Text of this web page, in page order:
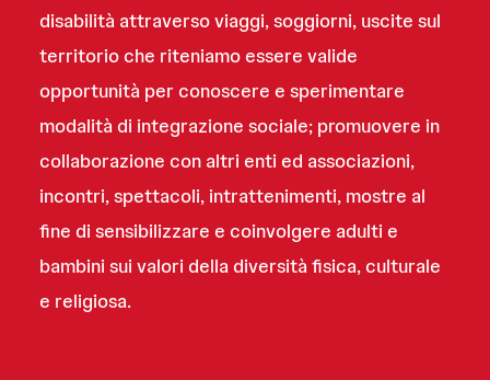
disabilità attraverso viaggi, soggiorni, uscite sul
territorio che riteniamo essere valide
opportunità per conoscere e sperimentare
modalità di integrazione sociale; promuovere in
collaborazione con altri enti ed associazioni,
incontri, spettacoli, intrattenimenti, mostre al
fine di sensibilizzare e coinvolgere adulti e
bambini sui valori della diversità fisica, culturale
e religiosa.